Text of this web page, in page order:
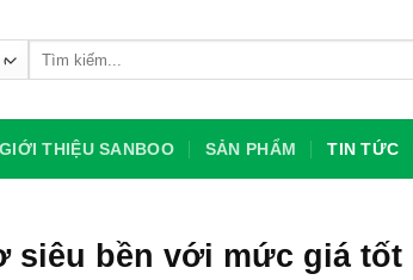
GIỚI THIỆU SANBOO SẢN PHẨM TIN TỨC
siêu bền với mức giá tốt